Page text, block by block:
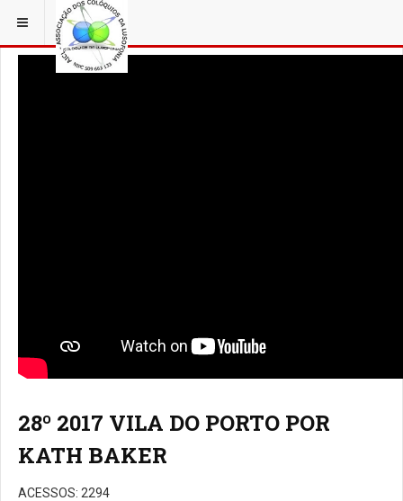
ESTÁ EM... 3 COLÓQUIOS
28º 2017 VILA DO PORTO POR
KATH BAKER
ACESSOS: 2294